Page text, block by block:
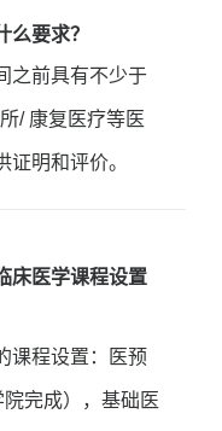
么要求？
前具有不少于
/ 康复医疗等医
明和评价。
床医学课程设置
程设置：医预
完成），基础医